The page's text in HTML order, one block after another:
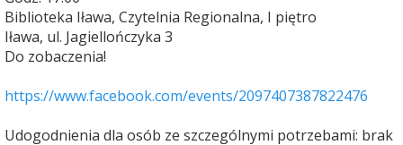
Biblioteka Iława, Czytelnia Regionalna, I piętro
Iława, ul. Jagiellończyka 3
Do zobaczenia!
https://www.facebook.com/events/2097407387822476
Udogodnienia dla osób ze szczególnymi potrzebami: brak